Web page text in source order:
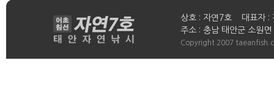
상호 : 자연7호 대표자
주소 : 충남 태안군 소원
Copyright 2007